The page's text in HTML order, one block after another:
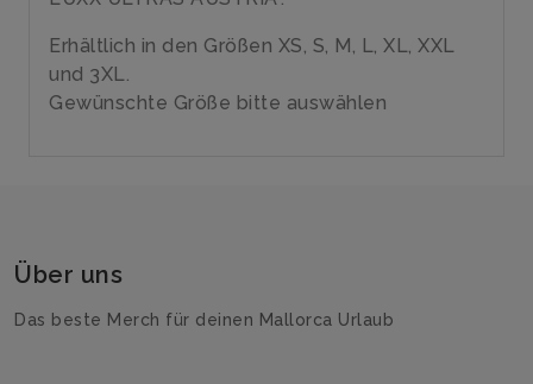
Erhältlich in den Größen XS, S, M, L, XL, XXL
und 3XL.
Gewünschte Größe bitte auswählen
Über uns
Das beste Merch für deinen Mallorca Urlaub